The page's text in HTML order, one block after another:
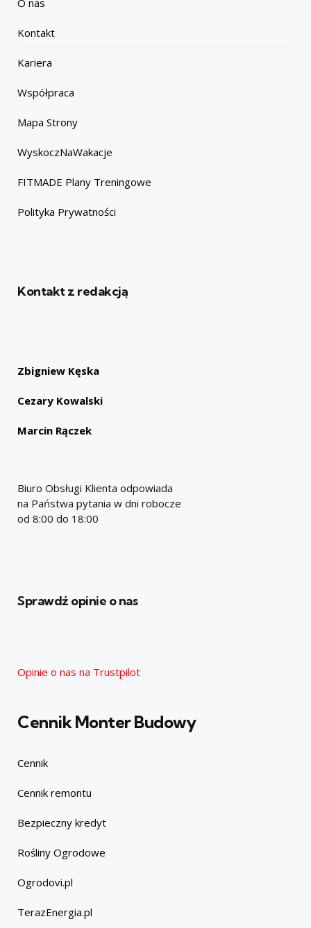
O nas
Kontakt
Kariera
Współpraca
Mapa Strony
WyskoczNaWakacje
FITMADE Plany Treningowe
Polityka Prywatności
Kontakt z redakcją
Zbigniew Kęska
Cezary Kowalski
Marcin Rączek
Biuro Obsługi Klienta odpowiada
na Państwa pytania w dni robocze
od 8:00 do 18:00
Sprawdź opinie o nas
Opinie o nas na Trustpilot
Cennik Monter Budowy
Cennik
Cennik remontu
Bezpieczny kredyt
Rośliny Ogrodowe
Ogrodovi.pl
TerazEnergia.pl